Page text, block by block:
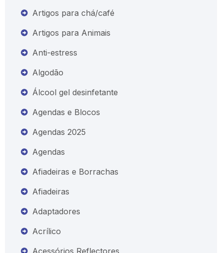
Artigos para chá/café
Artigos para Animais
Anti-estress
Algodão
Álcool gel desinfetante
Agendas e Blocos
Agendas 2025
Agendas
Afiadeiras e Borrachas
Afiadeiras
Adaptadores
Acrílico
Acessórios Reflectores